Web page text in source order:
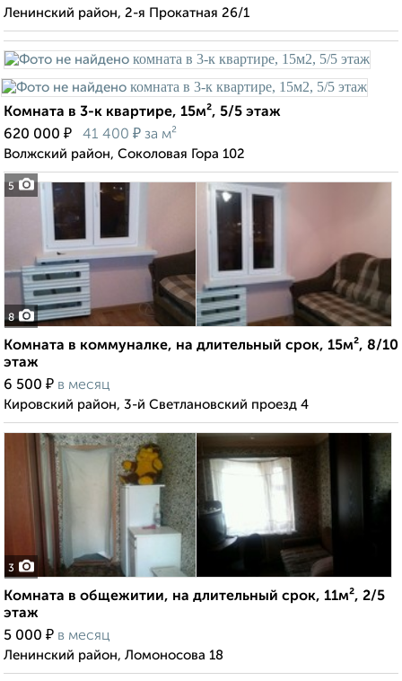
Ленинский район, 2-я Прокатная 26/1
5
Комната в 3-к квартире, 15м², 5/5 этаж
620 000 ₽ 41 400 ₽ за м²
Волжский район, Соколовая Гора 102
8
Комната в коммуналке, на длительный срок, 15м², 8/10
этаж
6 500 ₽ в месяц
Кировский район, 3-й Светлановский проезд 4
3
Комната в общежитии, на длительный срок, 11м², 2/5
этаж
5 000 ₽ в месяц
Ленинский район, Ломоносова 18